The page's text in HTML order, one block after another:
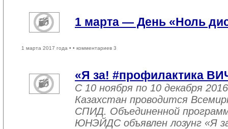
1 марта — День «Ноль
1 марта 2017 года • • комментариев 3
«Я за! #профилактика
С 10 ноября по 10 декабря
Казахстан проводится
СПИД. Объединенной
ЮНЭЙДС объявлен лозунг «Я